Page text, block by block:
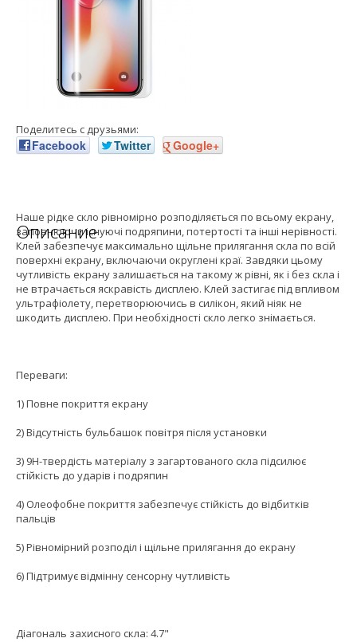
Поделитесь с друзьями:
Facebook Twitter Google+
Описание
Наше рідке скло рівномірно розподіляється по всьому екрану,
заповнюючи існуючі подряпини, потертості та інші нерівності.
Клей забезпечує максимально щільне прилягання скла по всій
поверхні екрану, включаючи округлені краї. Завдяки цьому
чутливість екрану залишається на такому ж рівні, як і без скла і
не втрачається яскравість дисплею. Клей застигає під впливом
ультрафіолету, перетворюючись в силікон, який ніяк не
шкодить дисплею. При необхідності скло легко знімається.
Переваги:
1) Повне покриття екрану
2) Відсутність бульбашок повітря після установки
3) 9H-твердість матеріалу з загартованого скла підсилює
стійкість до ударів і подряпин
4) Олеофобне покриття забезпечує стійкість до відбитків
пальців
5) Рівномірний розподіл і щільне прилягання до екрану
6) Підтримує відмінну сенсорну чутливість
Діагональ захисного скла: 4.7"